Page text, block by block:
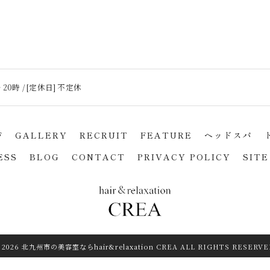
時 / [定休日] 不定休
GALLERY RECRUIT FEATURE ヘッドスパ
BLOG CONTACT PRIVACY POLICY
北九州市の美容室ならhair&relaxation CREA ALL RIGHTS